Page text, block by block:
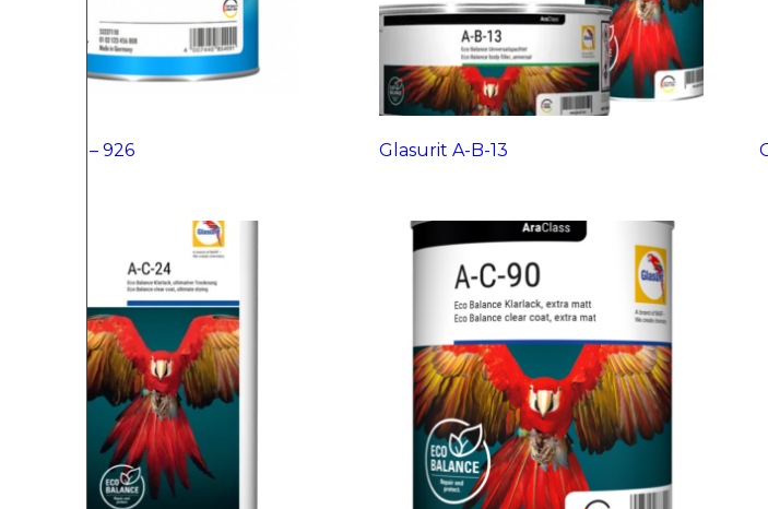
Glasurit A – 926 Glasurit A-B-13